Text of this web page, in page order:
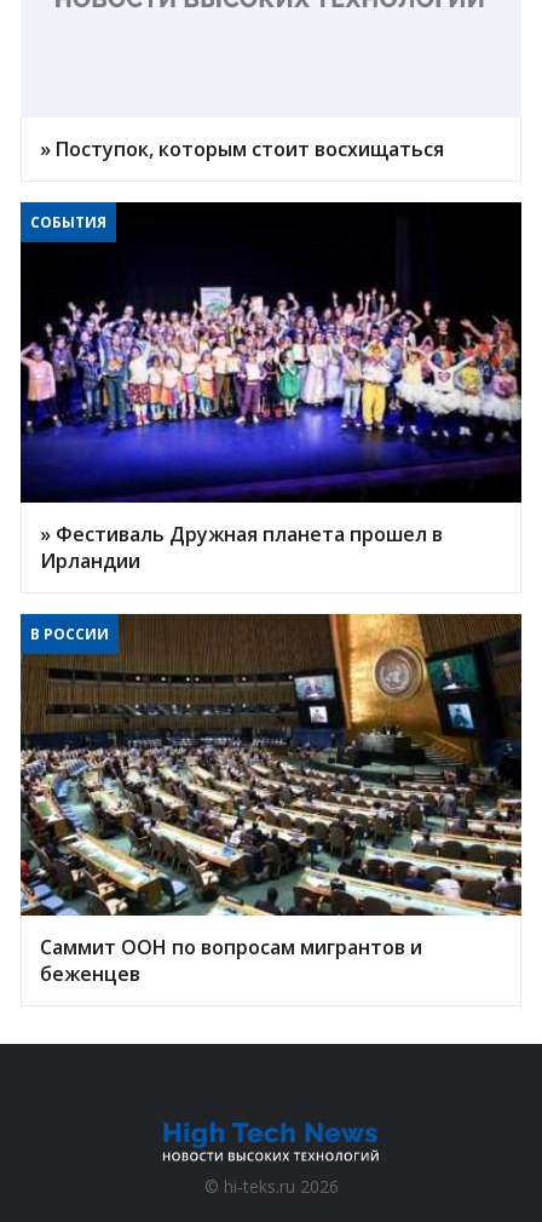
» Поступок, которым стоит восхищаться
СОБЫТИЯ
» Фестиваль Дружная планета прошел в
Ирландии
В РОССИИ
Саммит ООН по вопросам мигрантов и
беженцев
© hi-teks.ru 2026